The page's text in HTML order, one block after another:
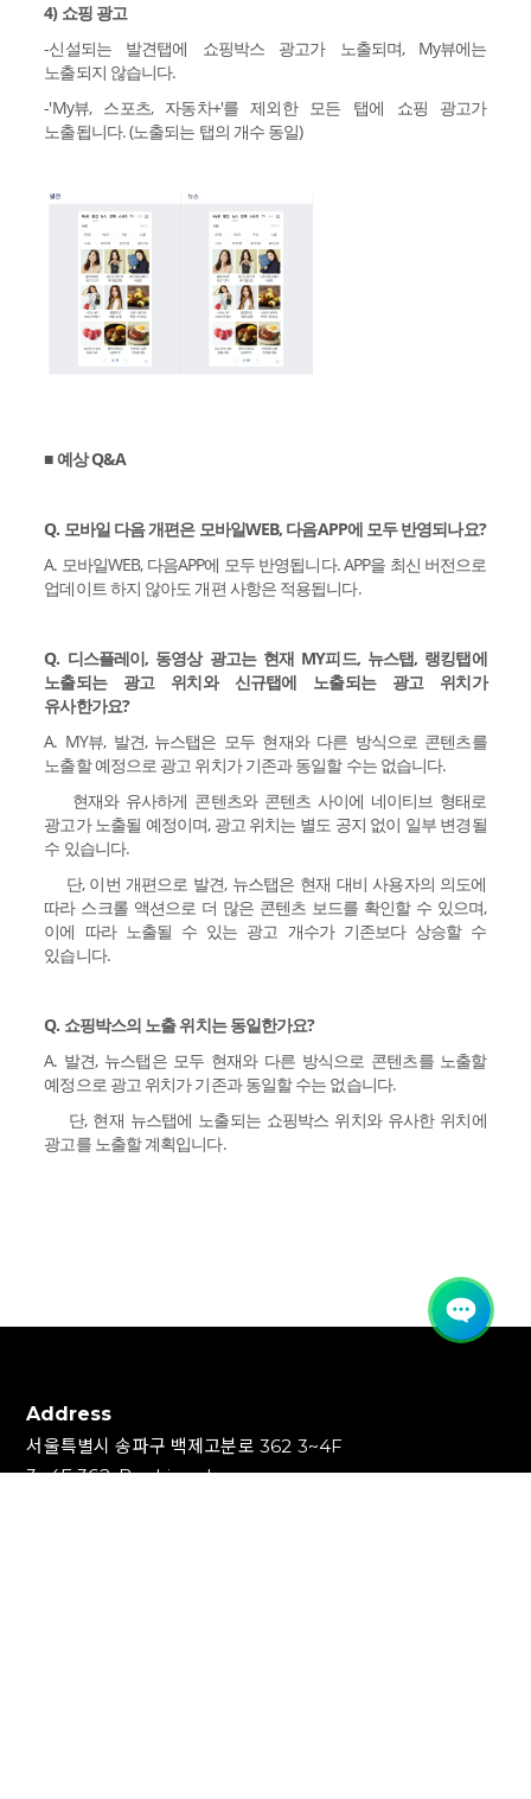
4) 쇼핑 광고
-신설되는 발견탭에 쇼핑박스 광고가 노출되며, My뷰에는
노출되지 않습니다.
-'My뷰, 스포츠, 자동차+'를 제외한 모든 탭에 쇼핑 광고가
노출됩니다. (노출되는 탭의 개수 동일)
■ 예상 Q&A
Q. 모바일 다음 개편은 모바일WEB, 다음APP에 모두 반영되나요?
A. 모바일WEB, 다음APP에 모두 반영됩니다. APP을 최신 버전으로
업데이트 하지 않아도 개편 사항은 적용됩니다.
Q. 디스플레이, 동영상 광고는 현재 MY피드, 뉴스탭, 랭킹탭에
노출되는 광고 위치와 신규탭에 노출되는 광고 위치가
유사한가요?
A. MY뷰, 발견, 뉴스탭은 모두 현재와 다른 방식으로 콘텐츠를
노출할 예정으로 광고 위치가 기존과 동일할 수는 없습니다.
현재와 유사하게 콘텐츠와 콘텐츠 사이에 네이티브 형태로
광고가 노출될 예정이며, 광고 위치는 별도 공지 없이 일부 변경될
수 있습니다.
단, 이번 개편으로 발견, 뉴스탭은 현재 대비 사용자의 의도에
따라 스크롤 액션으로 더 많은 콘텐츠 보드를 확인할 수 있으며,
이에 따라 노출될 수 있는 광고 개수가 기존보다 상승할 수
있습니다.
Q. 쇼핑박스의 노출 위치는 동일한가요?
A. 발견, 뉴스탭은 모두 현재와 다른 방식으로 콘텐츠를 노출할
예정으로 광고 위치가 기존과 동일할 수는 없습니다.
단, 현재 뉴스탭에 노출되는 쇼핑박스 위치와 유사한 위치에
광고를 노출할 계획입니다.
Address
서울특별시 송파구 백제고분로 362 3~4F
3~4F 362, Baekjegobun-ro,